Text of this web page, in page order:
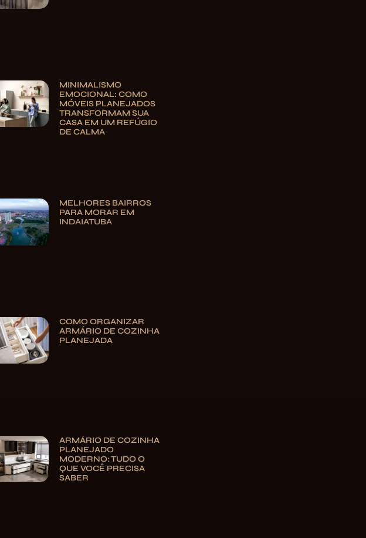
MINIMALISMO
EMOCIONAL: COMO
MÓVEIS PLANEJADOS
TRANSFORMAM SUA
CASA EM UM REFÚGIO
DE CALMA
MELHORES BAIRROS
PARA MORAR EM
INDAIATUBA
COMO ORGANIZAR
ARMÁRIO DE COZINHA
PLANEJADA
ARMÁRIO DE COZINHA
PLANEJADO
MODERNO: TUDO O
QUE VOCÊ PRECISA
SABER